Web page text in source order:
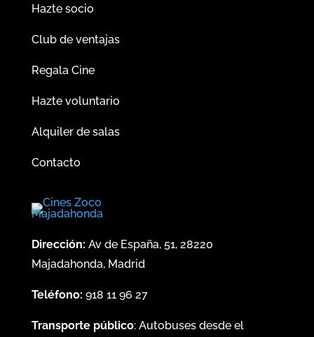
Hazte socio
Club de ventajas
Regala Cine
Hazte voluntario
Alquiler de salas
Contacto
Dirección: Av de España, 51, 28220
Majadahonda, Madrid
Teléfono: 918 11 96 27
Transporte público: Autobuses desde el